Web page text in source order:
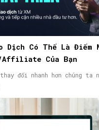
Dịch Có Thể Là Điểm
Affiliate Của Bạn
đổi nhanh hơn chúng ta nghĩ